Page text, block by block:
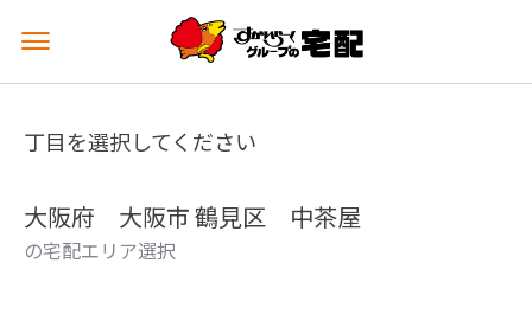
メ
ュ
を
丁目を選択してください
大阪府 大阪市 鶴見区 中茶屋
の宅配エリア選択